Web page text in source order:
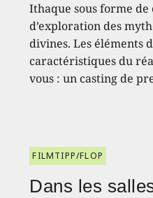
Ithaque sous forme de
d’exploration des
divines. Les éléments
caractéristiques du
vous : un casting de
FILMTIPP/FLOP
Dans les